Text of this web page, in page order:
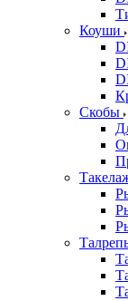
Коуши
Скобы